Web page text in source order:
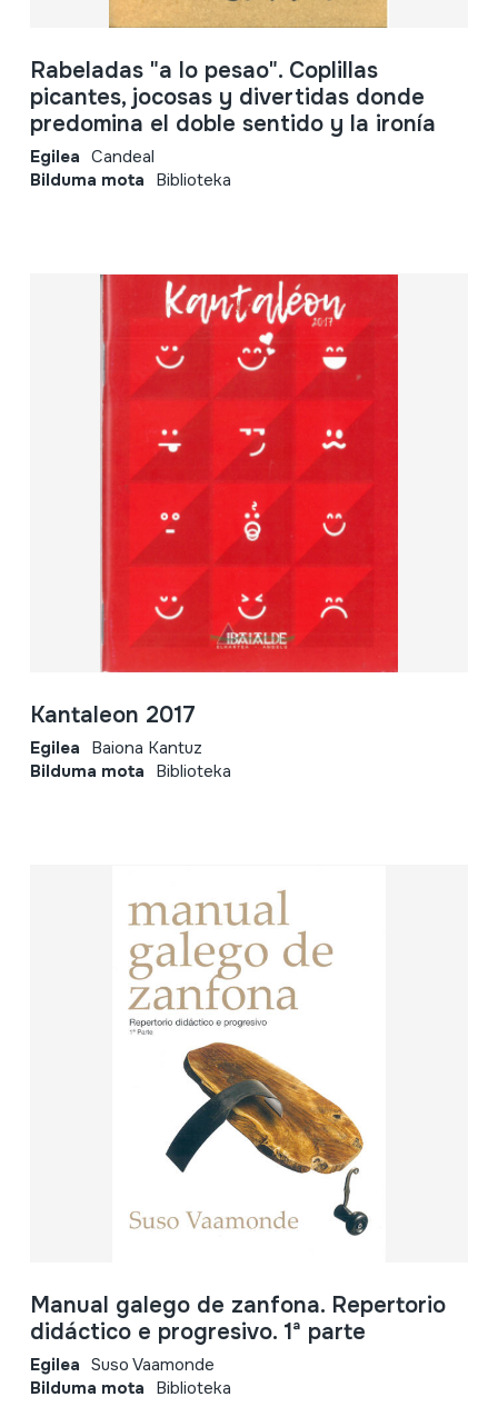
Rabeladas "a lo pesao". Coplillas
picantes, jocosas y divertidas donde
predomina el doble sentido y la ironía
Egilea Candeal
Bilduma mota Biblioteka
Kantaleon 2017
Egilea Baiona Kantuz
Bilduma mota Biblioteka
Manual galego de zanfona. Repertorio
didáctico e progresivo. 1ª parte
Egilea Suso Vaamonde
Bilduma mota Biblioteka